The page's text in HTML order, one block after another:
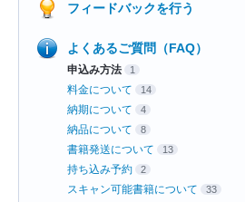
フィードバックを行う
よくあるご質問（FAQ）
申込み方法 1
料金について 14
納期について 4
納品について 8
書籍発送について 13
持ち込み予約 2
スキャン可能書籍について 33